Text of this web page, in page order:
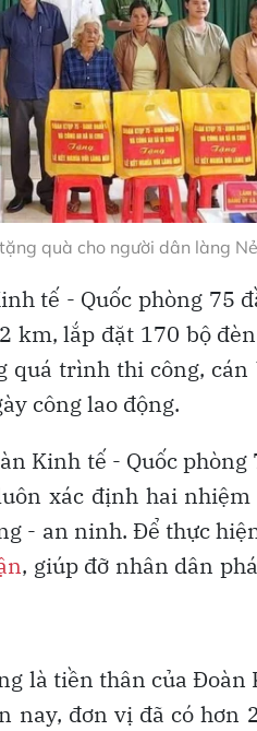
quà cho người dân làng
tế - Quốc phòng 75
km, lắp đặt 170 bộ
trình thi công, cán
công lao động.
Kinh tế - Quốc phòng
xác định hai
- an ninh. Để thực
, giúp đỡ nhân dân
là tiền thân của Đoàn
nay, đơn vị đã có hơn